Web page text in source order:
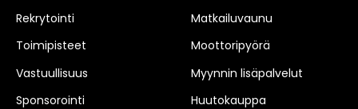
Rekrytointi
Toimipisteet
Vastuullisuus
Sponsorointi
Matkailuvaunu
Moottoripyörä
Myynnin lisäpalvelut
Huutokauppa